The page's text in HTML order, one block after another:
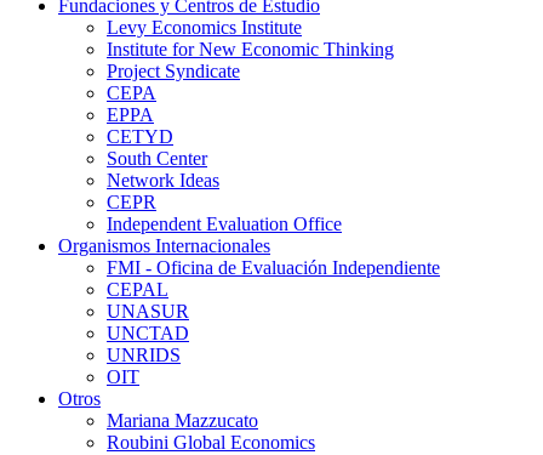
Fundaciones y Centros de Estudio
Levy Economics Institute
Institute for New Economic Thinking
Project Syndicate
CEPA
EPPA
CETYD
South Center
Network Ideas
CEPR
Independent Evaluation Office
Organismos Internacionales
FMI - Oficina de Evaluación Independiente
CEPAL
UNASUR
UNCTAD
UNRIDS
OIT
Otros
Mariana Mazzucato
Roubini Global Economics